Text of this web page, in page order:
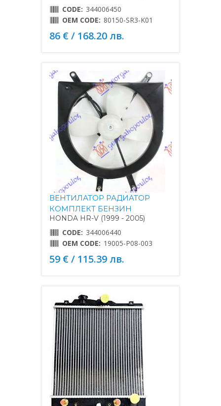
CODE: 344006450
OEM CODE: 80150-SR3-K01
86 € / 168.20 лв.
ВЕНТИЛАТОР РАДИАТОР
КОМПЛЕКТ БЕНЗИН
HONDA HR-V (1999 - 2005)
CODE: 344006440
OEM CODE: 19005-P08-003
59 € / 115.39 лв.